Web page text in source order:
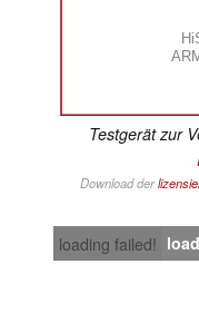
Testgerät zur
Download der
loading failed!